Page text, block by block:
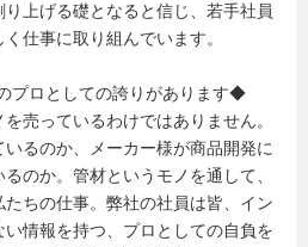
上げる礎となると信じ、若手社員
仕事に取り組んでいます。
プロとしての誇りがあります◆
売っているわけではありません。
るのか、メーカー様が商品開発に
のか。管材というモノを通して、
ちの仕事。弊社の社員は皆、イン
情報を持つ、プロとしての自負を